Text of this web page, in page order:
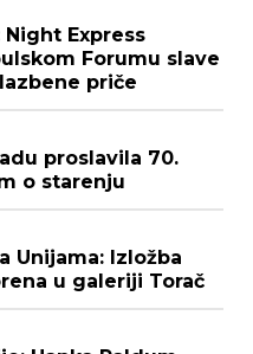
Express
Forumu slave
priče
proslavila 70.
o starenju
Unijama: Izložba
u galeriji Torač